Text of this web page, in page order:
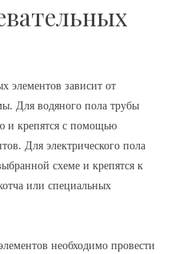
элементов зависит от
Для водяного пола трубы
и крепятся с помощью
Для электрического пола
схеме и крепятся к
или специальных
необходимо провести